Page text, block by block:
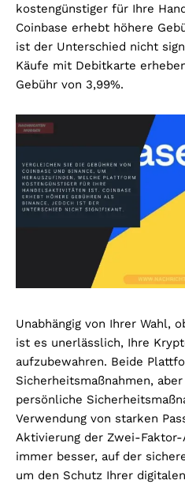
kostengünstiger für Ihre
Coinbase erhebt höhere
ist der Unterschied nicht
Käufe mit Debitkarte
Gebühr von 3,99%.
Unabhängig von Ihrer Wahl,
ist es unerlässlich, Ihre
aufzubewahren. Beide
Sicherheitsmaßnahmen,
persönliche
Verwendung von starken
Aktivierung der Zwei-
immer besser, auf der
um den Schutz Ihrer